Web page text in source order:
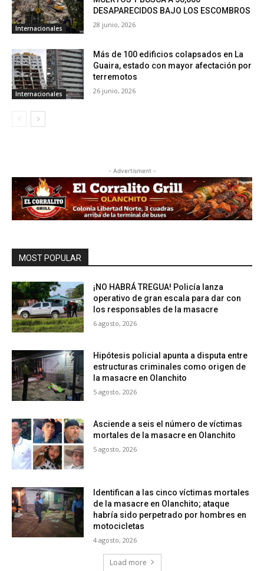
Internacionales
DESAPARECIDOS BAJO LOS ESCOMBROS
28 junio, 2026
Internacionales
Más de 100 edificios colapsados en La
Guaira, estado con mayor afectación por
terremotos
26 junio, 2026
- Advertisment -
MOST POPULAR
¡NO HABRÁ TREGUA! Policía lanza
operativo de gran escala para dar con
los responsables de la masacre
6 agosto, 2026
Hipótesis policial apunta a disputa entre
estructuras criminales como origen de
la masacre en Olanchito
5 agosto, 2026
Asciende a seis el número de víctimas
mortales de la masacre en Olanchito
5 agosto, 2026
Identifican a las cinco víctimas mortales
de la masacre en Olanchito; ataque
habría sido perpetrado por hombres en
motocicletas
4 agosto, 2026
Load more